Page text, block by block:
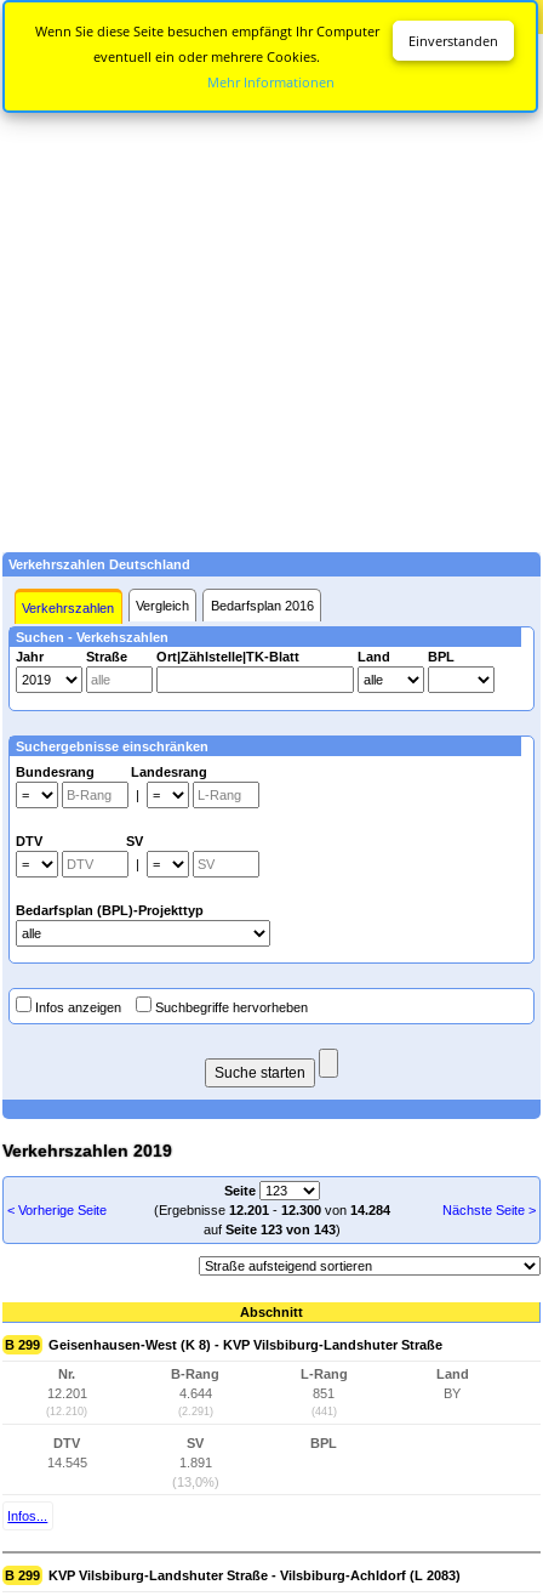
Verkehrszahlen Deutschland
Verkehrszahlen Vergleich Bedarfsplan 2016
Suchen - Verkehszahlen
Jahr
Straße Ort|Zählstelle|TK-Blatt Land BPL
Suchergebnisse einschränken
Bundesrang Landesrang
|
DTV SV
|
Bedarfsplan (BPL)-Projekttyp
Infos anzeigen Suchbegriffe hervorheben
Verkehrszahlen 2019
< Vorherige Seite
Seite
(Ergebnisse 12.201- 12.300von 14.284
auf Seite 123 von 143)
Nächste Seite >
Abschnitt
B 299 Geisenhausen-West (K 8) - KVP Vilsbiburg-Landshuter Straße
Nr.
12.201
(12.210)
B-Rang
4.644
(2.291)
L-Rang
851
(441)
Land
BY
DTV
14.545
SV
1.891
(13,0%)
BPL
Infos...
B 299 KVP Vilsbiburg-Landshuter Straße - Vilsbiburg-Achldorf (L 2083)
Einverstanden
Wenn Sie diese Seite besuchen empfängt Ihr Computer
eventuell ein oder mehrere Cookies.
Mehr Informationen